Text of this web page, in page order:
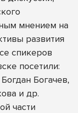
мнением на
развития
спикеров
посетили:
Богачев,
и др.
части